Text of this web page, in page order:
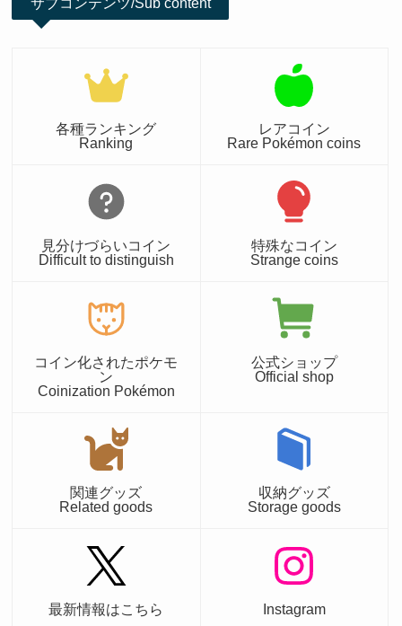
各種ランキング
Ranking
レアコイン
Rare Pokémon coins
見分けづらいコイン
Difficult to distinguish
特殊なコイン
Strange coins
コイン化されたポケモ
ン
Coinization Pokémon
公式ショップ
Official shop
関連グッズ
Related goods
収納グッズ
Storage goods
最新情報はこちら Instagram